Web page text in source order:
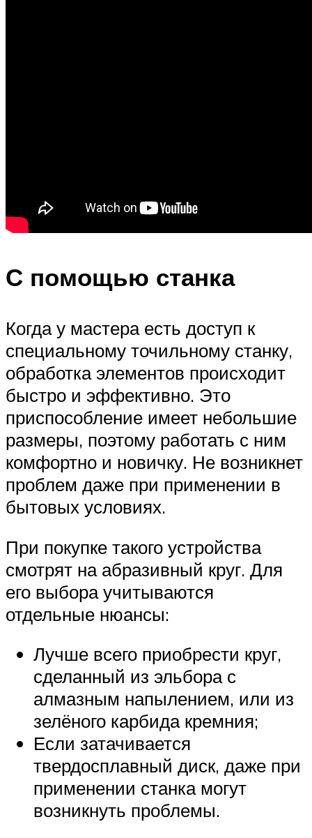
С помощью станка
Когда у мастера есть доступ к
специальному точильному станку,
обработка элементов происходит
быстро и эффективно. Это
приспособление имеет небольшие
размеры, поэтому работать с ним
комфортно и новичку. Не возникнет
проблем даже при применении в
бытовых условиях.
При покупке такого устройства
смотрят на абразивный круг. Для
его выбора учитываются
отдельные нюансы:
Лучше всего приобрести круг,
сделанный из эльбора с
алмазным напылением, или из
зелёного карбида кремния;
Если затачивается
твердосплавный диск, даже при
применении станка могут
возникнуть проблемы.